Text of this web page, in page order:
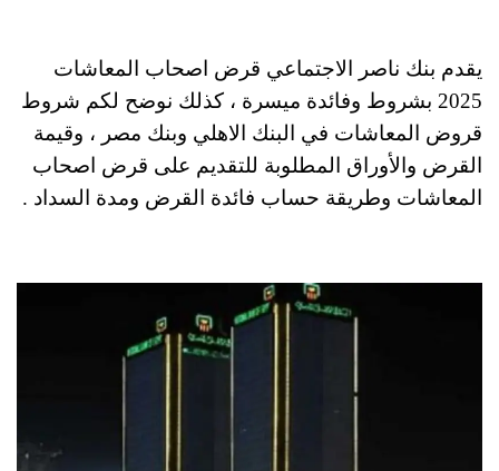
يقدم بنك ناصر الاجتماعي قرض اصحاب المعاشات
2025 بشروط وفائدة ميسرة ، كذلك نوضح لكم شروط
قروض المعاشات في البنك الاهلي وبنك مصر ، وقيمة
القرض والأوراق المطلوبة للتقديم على قرض اصحاب
المعاشات وطريقة حساب فائدة القرض ومدة السداد .